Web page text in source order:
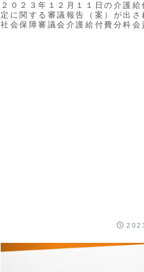
２０２３年１２月１１日の介護
定に関する審議報告（案）が出
社会保障審議会介護給付費分科会